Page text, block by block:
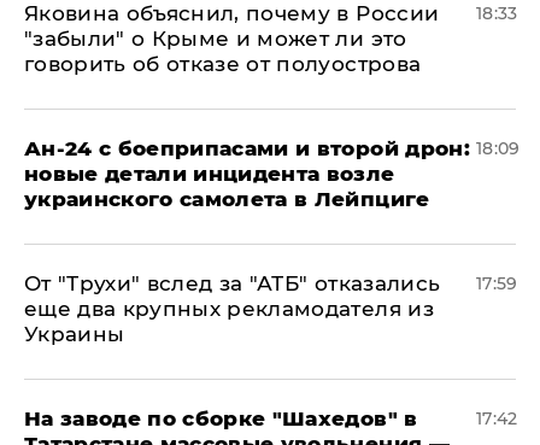
Яковина объяснил, почему в России
"забыли" о Крыме и может ли это
говорить об отказе от полуострова
18:33
Ан-24 с боеприпасами и второй дрон:
новые детали инцидента возле
украинского самолета в Лейпциге
18:09
От "Трухи" вслед за "АТБ" отказались
еще два крупных рекламодателя из
Украины
17:59
На заводе по сборке "Шахедов" в
17:42